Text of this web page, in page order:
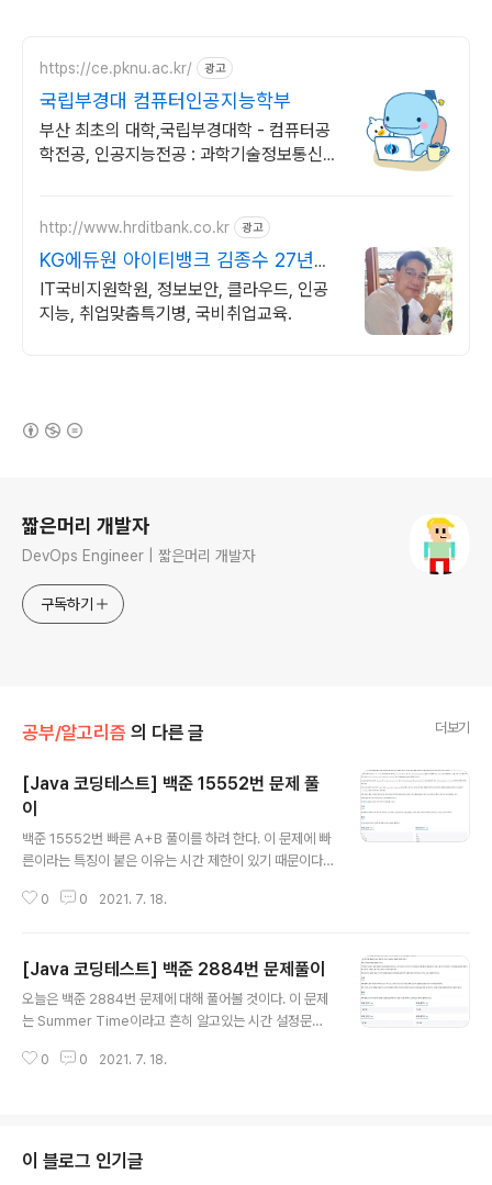
https://ce.pknu.ac.kr/ 광고
국립부경대 컴퓨터인공지능학부
부산 최초의 대학,국립부경대학 - 컴퓨터공
학전공, 인공지능전공 : 과학기술정보통신부
http://www.hrditbank.co.kr 광고
KG에듀원 아이티뱅크 김종수 27년경
력전문가 IT취업상담
IT국비지원학원, 정보보안, 클라우드, 인공
지능, 취업맞춤특기병, 국비취업교육.
짧은머리 개발자
DevOps Engineer | 짧은머리 개발자
구독하기
공부/알고리즘 의 다른 글 더보기
[Java 코딩테스트] 백준 15552번 문제 풀
이
백준 15552번 빠른 A+B 풀이를 하려 한다. 이 문제에 빠
른이라는 특징이 붙은 이유는 시간 제한이 있기 때문이다.
der, System.out.println 대신 BufferedWriter를 사
edReader 우선 Scanner와 BufferedReader를 비교
해보자. Scanner는 어떤 입력에 대하여 parse하는 것을
알 수 있다. 무슨말이냐면, 우리가 scanner를 통해 입력을
n.nextInt(); byte b = s..
0 0 2021. 7. 18.
[Java 코딩테스트] 백준 2884번 문제풀이
오늘은 백준 2884번 문제에 대해 풀어볼 것이다. 이 문제
는 Summer Time이라고 흔히 알고있는 시간 설정문제
실제 설정시간보다 45분 빠르게 알람이 설정되면 된다. 알
BufferedReader와 java.io.InputStreamReader를
사용했다. 시간에서 단순히 45분을 빼어주면 되는데, if문
0 0 2021. 7. 18.
이 블로그 인기글